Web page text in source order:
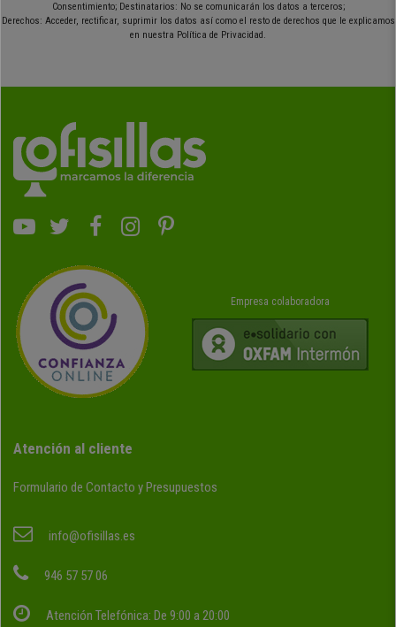
Consentimiento; Destinatarios: No se comunicarán los datos a terceros;
Derechos: Acceder, rectificar, suprimir los datos así como el resto de derechos que le explicamos
en nuestra Política de Privacidad.
Empresa colaboradora
Atención al cliente
Formulario de Contacto y Presupuestos
info@ofisillas.es
946 57 57 06
Atención Telefónica: De 9:00 a 20:00